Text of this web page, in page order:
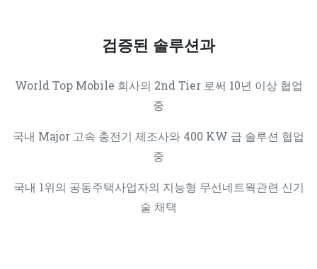
검증된 솔루션과
World Top Mobile 회사의 2nd Tier 로써 10년 이상 협업
중
국내 Major 고속 충전기 제조사와 400 KW 급 솔루션 협업
중
국내 1위의 공동주택사업자의 지능형 무선네트웍관련 신기
술 채택